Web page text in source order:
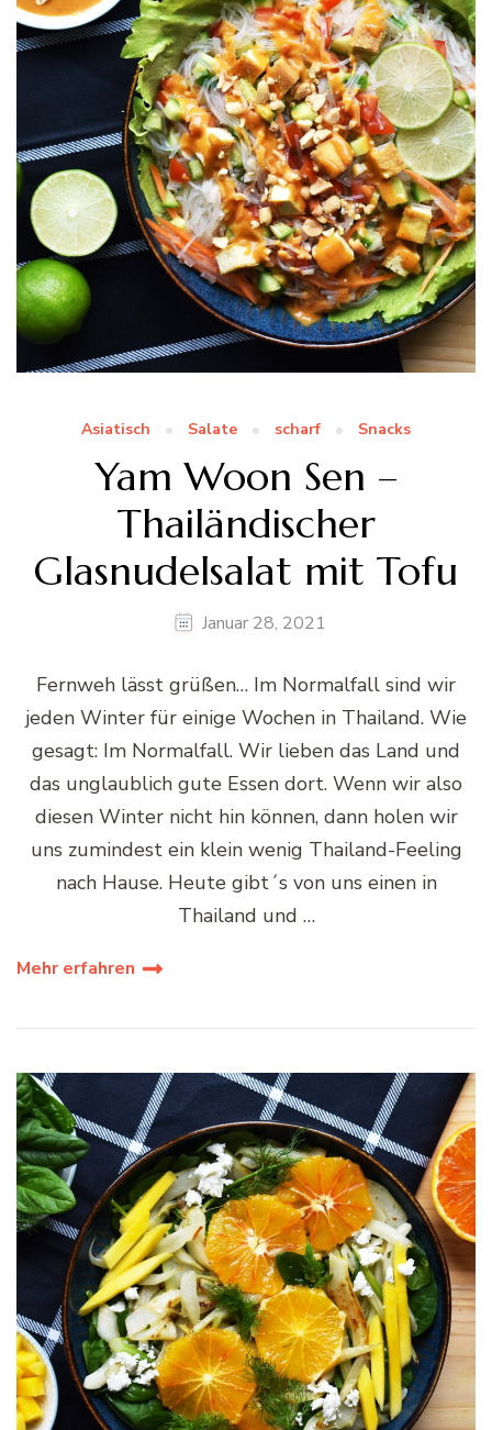
Asiatisch Salate scharf Snacks
Yam Woon Sen –
Thailändischer
Glasnudelsalat mit Tofu
Januar 28, 2021
Fernweh lässt grüßen… Im Normalfall sind wir
jeden Winter für einige Wochen in Thailand. Wie
gesagt: Im Normalfall. Wir lieben das Land und
das unglaublich gute Essen dort. Wenn wir also
diesen Winter nicht hin können, dann holen wir
uns zumindest ein klein wenig Thailand-Feeling
nach Hause. Heute gibt´s von uns einen in
Thailand und …
Mehr erfahren